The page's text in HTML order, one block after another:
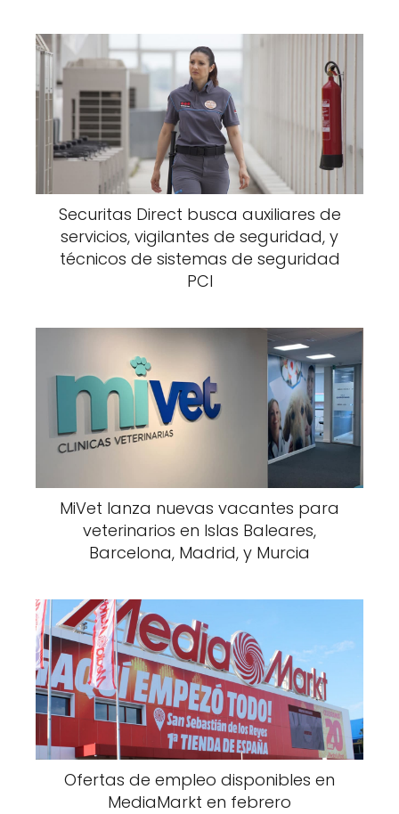
Securitas Direct busca auxiliares de
servicios, vigilantes de seguridad, y
técnicos de sistemas de seguridad
PCI
MiVet lanza nuevas vacantes para
veterinarios en Islas Baleares,
Barcelona, Madrid, y Murcia
Ofertas de empleo disponibles en
MediaMarkt en febrero